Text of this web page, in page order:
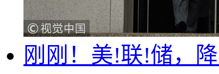
刚刚！美!联!储，